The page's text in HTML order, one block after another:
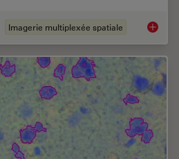
Imagerie multiplexée spatiale A